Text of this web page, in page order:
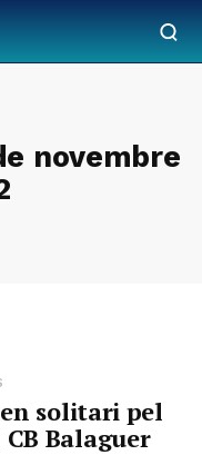
novembre
solitari pel
Balaguer